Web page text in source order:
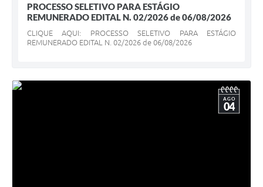
PROCESSO SELETIVO PARA ESTÁGIO
REMUNERADO EDITAL N. 02/2026 de 06/08/2026
CLIQUE AQUI: PROCESSO SELETIVO PARA ESTÁGIO
REMUNERADO EDITAL N. 02/2026 de 06/08/2026
AGO
04